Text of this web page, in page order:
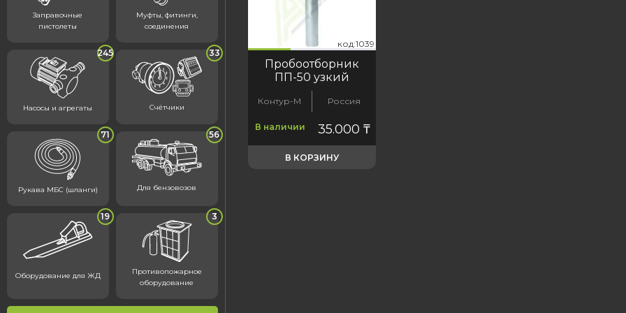
код:1039 код:1039 код:1039
Пробоотборник
ПП-50 узкий
Контур-М Россия
В наличии 35.000 ₸
В КОРЗИНУ
Заправочные
пистолеты
Муфты, фитинги,
соединения
Насосы и агрегаты
245
Счётчики
33
Рукава МБС (шланги)
71
Для бензовозов
56
Оборудование для ЖД
19
Противопожарное
оборудование
3